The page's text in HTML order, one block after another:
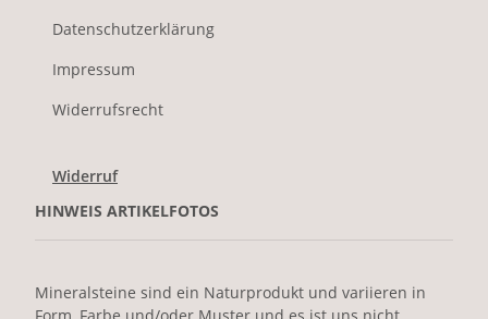
Datenschutzerklärung
Impressum
Widerrufsrecht
Widerruf
HINWEIS ARTIKELFOTOS
Mineralsteine sind ein Naturprodukt und variieren in